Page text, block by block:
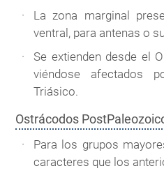
La zona marginal
ventral, para antenas o
Se extienden desde el
viéndose afectados
Triásico.
Ostrácodos
Para los grupos
caracteres que los